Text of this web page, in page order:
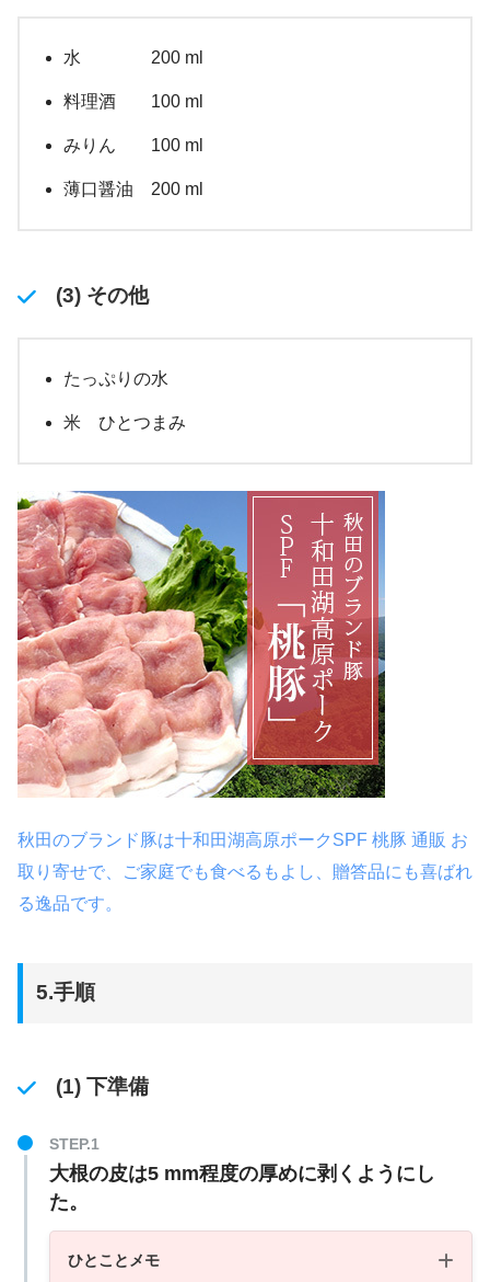
水 200 ml
料理酒 100 ml
みりん 100 ml
薄口醤油 200 ml
(3) その他
たっぷりの水
米 ひとつまみ
秋田のブランド豚は十和田湖高原ポークSPF 桃豚 通販 お
取り寄せで、ご家庭でも食べるもよし、贈答品にも喜ばれ
る逸品です。
5.手順
(1) 下準備
大根の皮は5 mm程度の厚めに剥くようにし
た。
ひとことメモ